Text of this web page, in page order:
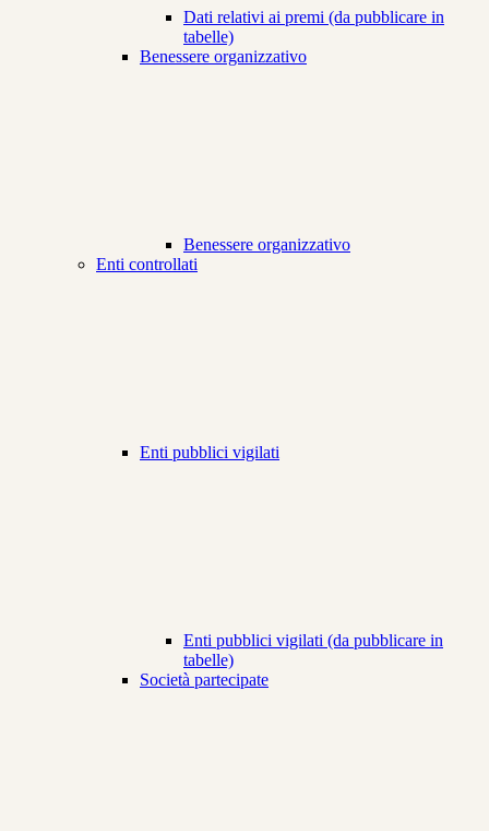
Dati relativi ai premi (da pubblicare in
tabelle)
Benessere organizzativo
Benessere organizzativo
Enti controllati
Enti pubblici vigilati
Enti pubblici vigilati (da pubblicare in
tabelle)
Società partecipate